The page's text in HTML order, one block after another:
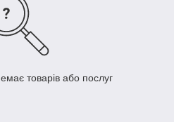
товарів або послуг